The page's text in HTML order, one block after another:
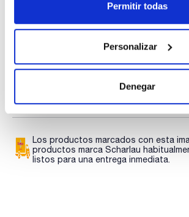
Permitir todas
Personalizar
Denegar
Documentación técnica
TDS / Ficha técnica
descargas
SDS/ Hoja de seguridad
descargas
Los productos marcados con esta
productos marca Scharlau
listos para una entrega inmediata.